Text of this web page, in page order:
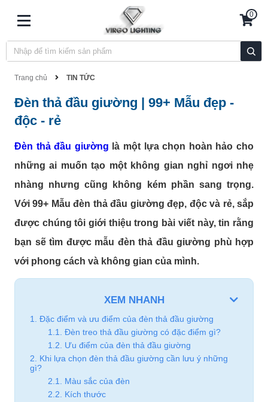
0
Trang chủ TIN TỨC
Đèn thả đầu giường | 99+ Mẫu đẹp -
độc - rẻ
Đèn thả đầu giường là một lựa chọn hoàn hảo cho
những ai muốn tạo một không gian nghỉ ngơi nhẹ
nhàng nhưng cũng không kém phần sang trọng.
Với 99+ Mẫu đèn thả đầu giường đẹp, độc và rẻ, sắp
được chúng tôi giới thiệu trong bài viết này, tin rằng
bạn sẽ tìm được mẫu đèn thả đầu giường phù hợp
với phong cách và không gian của mình.
XEM NHANH
1. Đặc điểm và ưu điểm của đèn thả đầu giường
1.1. Đèn treo thả đầu giường có đặc điểm gì?
1.2. Ưu điểm của đèn thả đầu giường
2. Khi lựa chọn đèn thả đầu giường cần lưu ý những
gì?
2.1. Màu sắc của đèn
2.2. Kích thước